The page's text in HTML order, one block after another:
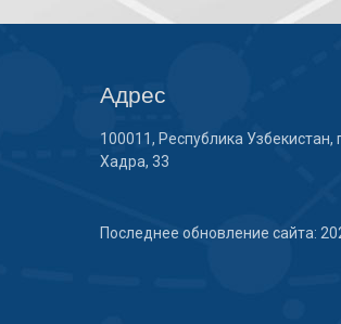
Адрес
100011, Республика Узбекистан,
Хадра, 33
Последнее обновление сайта: